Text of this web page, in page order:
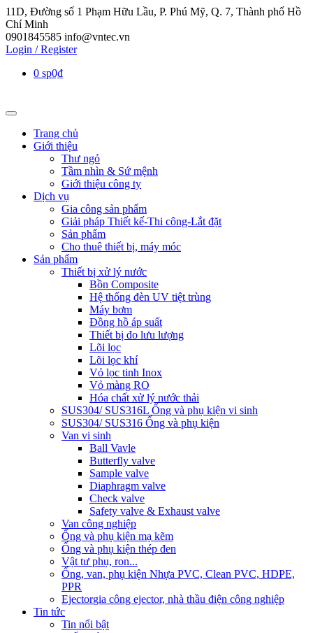
11D, Đường số 1 Phạm Hữu Lầu, P. Phú Mỹ, Q. 7, Thành phố Hồ
Chí Minh
0901845585 info@vntec.vn
Login / Register
0 sp0₫
Trang chủ
Giới thiệu
Thư ngỏ
Tầm nhìn & Sứ mệnh
Giới thiệu công ty
Dịch vụ
Gia công sản phẩm
Giải pháp Thiết kế-Thi công-Lắt đặt
Sản phẩm
Cho thuê thiết bị, máy móc
Sản phẩm
Thiết bị xử lý nước
Bồn Composite
Hệ thống đèn UV tiệt trùng
Máy bơm
Đồng hồ áp suất
Thiết bị đo lưu lượng
Lõi lọc
Lõi lọc khí
Vỏ lọc tinh Inox
Vỏ màng RO
Hóa chất xử lý nước thải
SUS304/ SUS316L Ống và phụ kiện vi sinh
SUS304/ SUS316 Ống và phụ kiện
Van vi sinh
Ball Vavle
Butterfly valve
Sample valve
Diaphragm valve
Check valve
Safety valve & Exhaust valve
Van công nghiệp
Ống và phụ kiện mạ kẽm
Ống và phụ kiện thép đen
Vật tư phụ, ron...
Ống, van, phụ kiện Nhựa PVC, Clean PVC, HDPE,
PPR
Ejectorgia công ejector, nhà thầu điện công nghiệp
Tin tức
Tin nổi bật